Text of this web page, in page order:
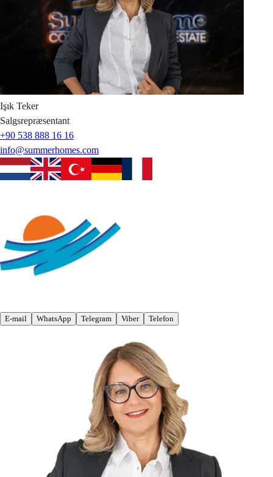
Işık Teker
Salgsrepræsentant
+90 538 888 16 16
info@summerhomes.com
E-mail WhatsApp Telegram Viber Telefon